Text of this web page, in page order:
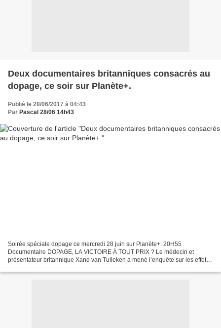
Deux documentaires britanniques consacrés au
dopage, ce soir sur Planète+.
Publié le 28/06/2017 à 04:43
Par Pascal 28/06 14h43
Soirée spéciale dopage ce mercredi 28 juin sur Planète+. 20H55
Documentaire DOPAGE, LA VICTOIRE À TOUT PRIX ? Le médecin et
présentateur britannique Xand van Tulleken a mené l’enquête sur les effets